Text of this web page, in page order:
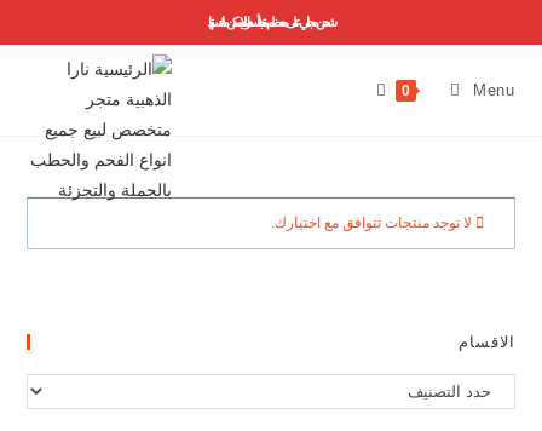
شحن مجاني على معظم منتجاتنا ..أسعارنا لا يمكن منافستها
0 Menu
لا توجد منتجات تتوافق مع اختيارك.
الاقسام